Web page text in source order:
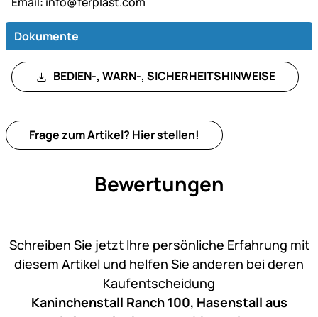
Dokumente
BEDIEN-, WARN-, SICHERHEITSHINWEISE
Frage zum Artikel? Hierstellen!
Bewertungen
Schreiben Sie jetzt Ihre persönliche Erfahrung mit
diesem Artikel und helfen Sie anderen bei deren
Kaufentscheidung
Kaninchenstall Ranch 100, Hasenstall aus